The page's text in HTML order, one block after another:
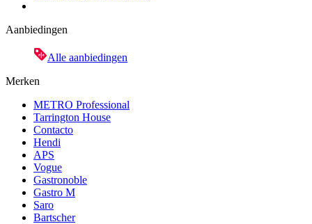
Aanbiedingen
Alle aanbiedingen
Merken
METRO Professional
Tarrington House
Contacto
Hendi
APS
Vogue
Gastronoble
Gastro M
Saro
Bartscher